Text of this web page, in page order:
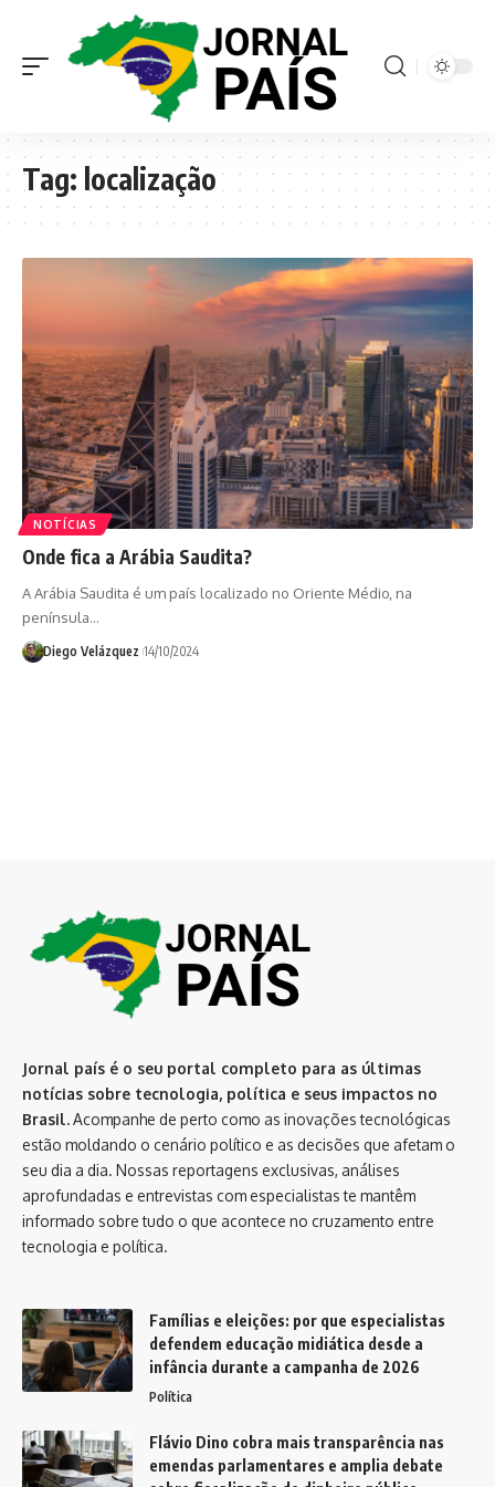
Tag: localização
NOTÍCIAS
Onde fica a Arábia Saudita?
A Arábia Saudita é um país localizado no Oriente Médio, na
península…
Diego Velázquez 14/10/2024
Jornal país é o seu portal completo para as últimas
notícias sobre tecnologia, política e seus impactos no
Brasil.Acompanhe de perto como as inovações tecnológicas
estão moldando o cenário político e as decisões que afetam o
seu dia a dia. Nossas reportagens exclusivas, análises
aprofundadas e entrevistas com especialistas te mantêm
informado sobre tudo o que acontece no cruzamento entre
tecnologia e política.
Famílias e eleições: por que especialistas
defendem educação midiática desde a
infância durante a campanha de 2026
Política
Flávio Dino cobra mais transparência nas
emendas parlamentares e amplia debate